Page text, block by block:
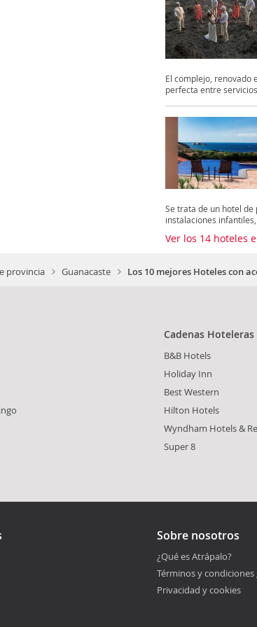
El complejo, renovado
perfecta entre
Se trata de un hotel
instalaciones
Ver los 14 hoteles
provincia Guanacaste Los 10 mejores Hoteles con
Cadenas Hoteleras
B&B Hotels
Holiday Inn
Best Western
Hilton Hotels
Wyndham Hotels &
Super 8
Sobre nosotros
¿Qué es Atrápalo?
Términos y condiciones
Privacidad y cookies